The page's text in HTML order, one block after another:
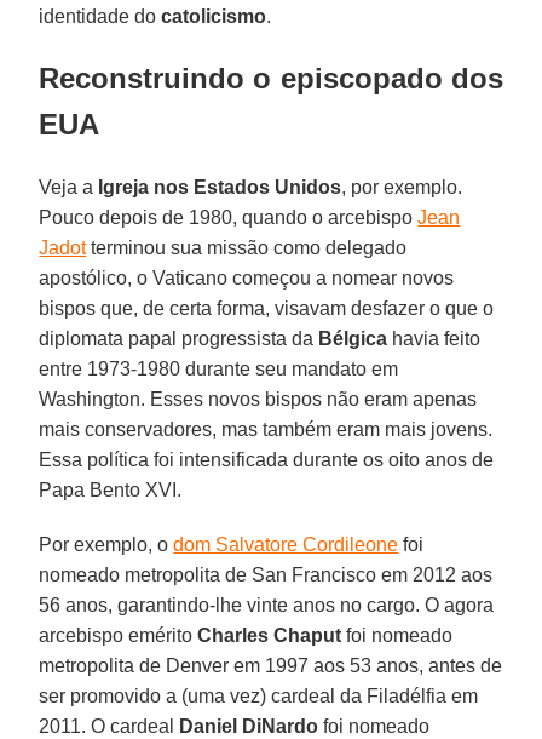
identidade docatolicismo.
Reconstruindo o episcopado dos
EUA
Veja a Igreja nos Estados Unidos, por exemplo.
Pouco depois de 1980, quando o arcebispoJean
Jadotterminou sua missão como delegado
apostólico, o Vaticano começou a nomear novos
bispos que, de certa forma, visavam desfazer o que o
diplomata papal progressista da Bélgica havia feito
entre 1973-1980 durante seu mandato em
Washington. Esses novos bispos não eram apenas
mais conservadores, mas também eram mais jovens.
Essa política foi intensificada durante os oito anos de
Papa Bento XVI.
Por exemplo, odom Salvatore Cordileone foi
nomeado metropolita de San Francisco em 2012 aos
56 anos, garantindo-lhe vinte anos no cargo. O agora
arcebispo eméritoCharles Chaput foi nomeado
metropolita de Denver em 1997 aos 53 anos, antes de
ser promovido a (uma vez) cardeal da Filadélfia em
2011. O cardeal
Daniel DiNardo foi nomeado